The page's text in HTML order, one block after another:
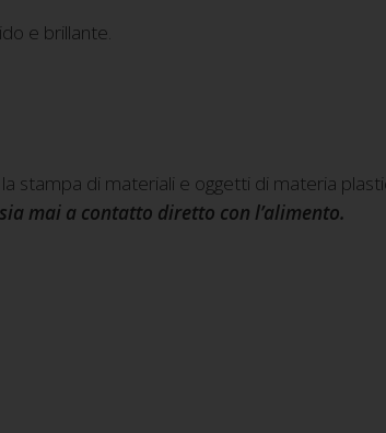
e brillante.
stampa di materiali e oggetti di materia
mai a contatto diretto con l’alimento.